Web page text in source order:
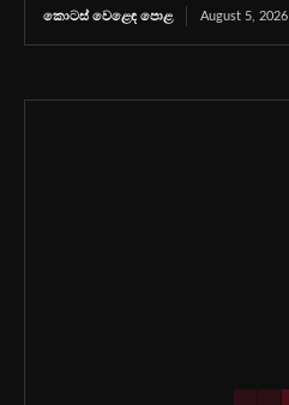
කොටස් වෙළෙඳ පොළ August 5, 2026